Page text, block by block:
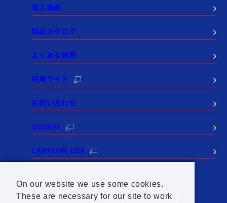
導入事例
製品カタログ
よくある質問
採用サイト
お問い合わせ
GLOBAL
CANYCOM USA
個人情報保護方針 サイトポリシー
On our website we use some cookies.
These are necessary for our site to work